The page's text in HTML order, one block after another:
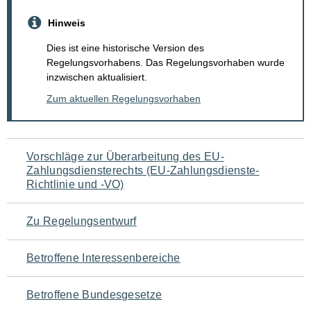
Hinweis
Dies ist eine historische Version des
Regelungsvorhabens. Das Regelungsvorhaben wurde
inzwischen aktualisiert.
Zum aktuellen Regelungsvorhaben
Navigation
für
den
Seiteninhalt
Vorschläge zur Überarbeitung des EU-
Zahlungsdiensterechts (EU-Zahlungsdienste-
Richtlinie und -VO)
Zu Regelungsentwurf
Betroffene Interessenbereiche
Betroffene Bundesgesetze